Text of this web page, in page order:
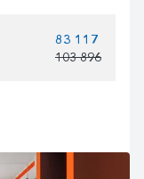
83 117
103 896